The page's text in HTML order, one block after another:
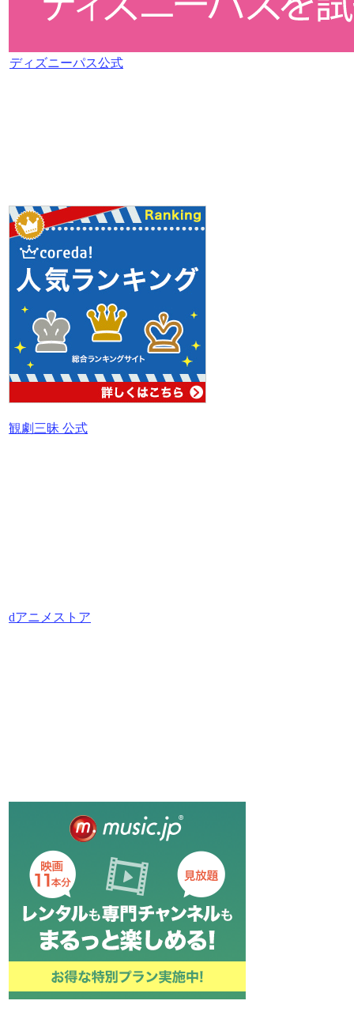
ディズニーパス公式
観劇三昧 公式
dアニメストア